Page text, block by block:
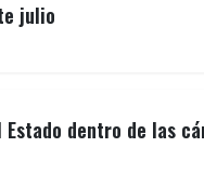
julio
dentro de las